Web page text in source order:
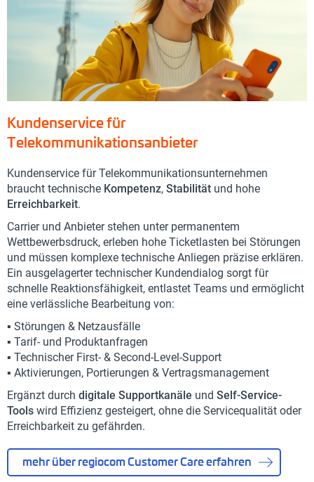
Kundenservice für
Telekommunikationsanbieter
Kundenservice für Telekommunikationsunternehmen
braucht technische Kompetenz, Stabilität und hohe
Erreichbarkeit.
Carrier und Anbieter stehen unter permanentem
Wettbewerbsdruck, erleben hohe Ticketlasten bei Störungen
und müssen komplexe technische Anliegen präzise erklären.
Ein ausgelagerter technischer Kundendialog sorgt für
schnelle Reaktionsfähigkeit, entlastet Teams und ermöglicht
eine verlässliche Bearbeitung von:
▪️ Störungen & Netzausfälle
▪️ Tarif- und Produktanfragen
▪️ Technischer First- & Second-Level-Support
▪️ Aktivierungen, Portierungen & Vertragsmanagement
Ergänzt durch digitale Supportkanäle und Self-Service-
Tools wird Effizienz gesteigert, ohne die Servicequalität oder
Erreichbarkeit zu gefährden.
mehr über regiocom Customer Care erfahren